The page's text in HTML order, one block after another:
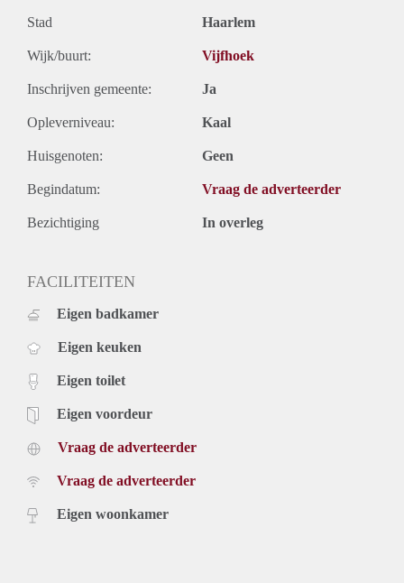
Stad Haarlem
Wijk/buurt: Vijfhoek
Inschrijven gemeente: Ja
Opleverniveau: Kaal
Huisgenoten: Geen
Begindatum: Vraag de adverteerder
Bezichtiging In overleg
FACILITEITEN
Eigen badkamer
Eigen keuken
Eigen toilet
Eigen voordeur
Vraag de adverteerder
Vraag de adverteerder
Eigen woonkamer